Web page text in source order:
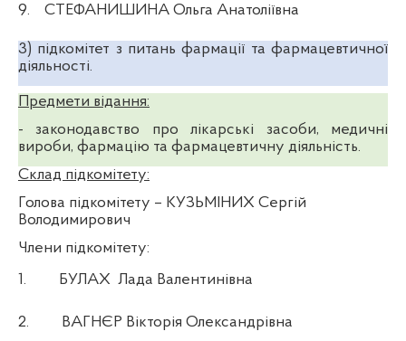
9. СТЕФАНИШИНА Ольга Анатоліївна
3) підкомітет з питань фармації та фармацевтичної
діяльності.
Предмети відання:
- законодавство про лікарські засоби, медичні
вироби, фармацію та фармацевтичну діяльність.
Склад підкомітету:
Голова підкомітету – КУЗЬМІНИХ Сергій
Володимирович
Члени підкомітету:
1.
БУЛАХ Лада Валентинівна
2. ВАГНЄР Вікторія Олександрівна